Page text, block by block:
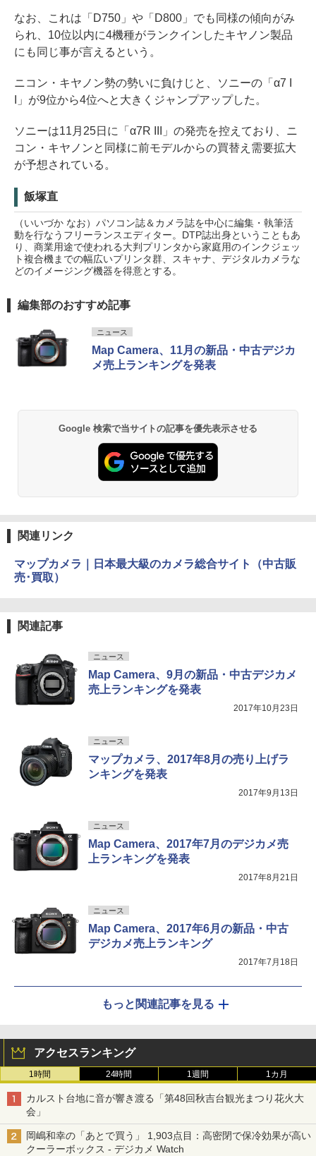
なお、これは「D750」や「D800」でも同様の傾向がみ
られ、10位以内に4機種がランクインしたキヤノン製品
にも同じ事が言えるという。
ニコン・キヤノン勢の勢いに負けじと、ソニーの「α7 I
I」が9位から4位へと大きくジャンプアップした。
ソニーは11月25日に「α7R III」の発売を控えており、ニ
コン・キヤノンと同様に前モデルからの買替え需要拡大
が予想されている。
飯塚直
（いいづか なお）パソコン誌＆カメラ誌を中心に編集・執筆活
動を行なうフリーランスエディター。DTP誌出身ということもあ
り、商業用途で使われる大判プリンタから家庭用のインクジェッ
ト複合機までの幅広いプリンタ群、スキャナ、デジタルカメラな
どのイメージング機器を得意とする。
編集部のおすすめ記事
ニュース
Map Camera、11月の新品・中古デジカ
メ売上ランキングを発表
Google 検索で当サイトの記事を優先表示させる
関連リンク
マップカメラ｜日本最大級のカメラ総合サイト（中古販
売･買取）
関連記事
ニュース
Map Camera、9月の新品・中古デジカメ
売上ランキングを発表
2017年10月23日
ニュース
マップカメラ、2017年8月の売り上げラ
ンキングを発表
2017年9月13日
ニュース
Map Camera、2017年7月のデジカメ売
上ランキングを発表
2017年8月21日
ニュース
Map Camera、2017年6月の新品・中古
デジカメ売上ランキング
2017年7月18日
もっと関連記事を見る
アクセスランキング
1時間 24時間 1週間 1カ月
カルスト台地に音が響き渡る「第48回秋吉台観光まつり花火大
会」
岡嶋和幸の「あとで買う」 1,903点目：高密閉で保冷効果が高い
クーラーボックス - デジカメ Watch